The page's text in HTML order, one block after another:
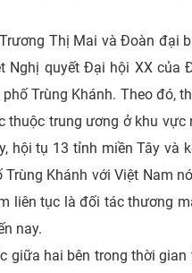
Thị Mai và Đoàn đại
Nghị quyết Đại hội XX của
Trùng Khánh. Theo đó,
trung ương ở khu vực
hội tụ 13 tỉnh miền Tây và
Khánh với Việt Nam
liên tục là đối tác thương
nay.
giữa hai bên trong thời gian